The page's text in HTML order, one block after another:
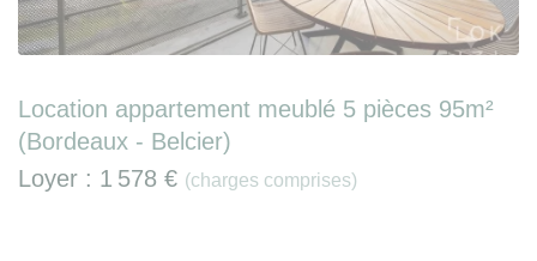
Location appartement meublé 5 pièces 95m²
(Bordeaux - Belcier)
Loyer : 1 578 € (charges comprises)